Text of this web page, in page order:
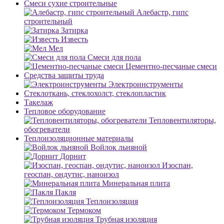
Смеси сухие строительные
Алебастр, гипс
строительный
Затирка
Известь
Мел
Смеси для пола
Цементно-песчаные смеси
Средства защиты труда
Электроинструменты
Стеклоткань, стеклохолст, стеклопластик
Такелаж
Тепловое оборудование
Тепловентиляторы,
обогреватели
Теплоизоляционные материалы
Войлок льняной
Дорнит
Изоспан,
геоспан, ондутис, наноизол
Минеральная плита
Пакля
Теплоизоляция
Термоком
Трубная изоляция